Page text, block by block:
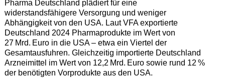
Pharma Deutschland plädiert für eine
widerstandsfähigere Versorgung und weniger
Abhängigkeit von den USA. Laut VFA exportierte
Deutschland 2024 Pharmaprodukte im Wert von
27 Mrd. Euro in die USA – etwa ein Viertel der
Gesamtausfuhren. Gleichzeitig importierte Deutschland
Arzneimittel im Wert von 12,2 Mrd. Euro sowie rund 12 %
der benötigten Vorprodukte aus den USA.